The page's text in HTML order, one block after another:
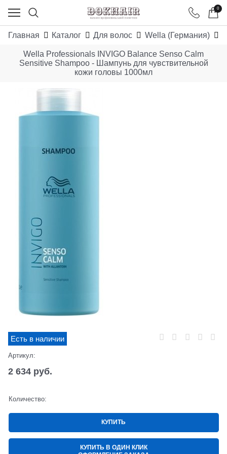
0
Главная Каталог Для волос Wella (Германия)
Wella Professionals INVIGO Balance Senso Calm
Sensitive Shampoo - Шампунь для чувствительной
кожи головы 1000мл
Есть в наличии
Артикул:
2 634 руб.
Количество:
КУПИТЬ
КУПИТЬ В ОДИН КЛИК